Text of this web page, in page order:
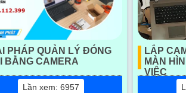
PHÁP QUẢN LÝ ĐÓNG
BẰNG CAMERA
Lần xem: 6957
LẮP
MÀN
VIỆC